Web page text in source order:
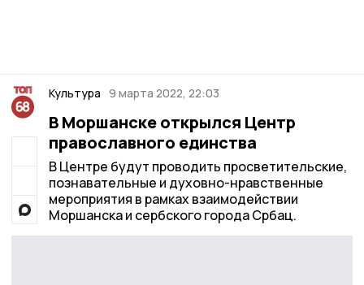
Культура 9 марта 2022, 22:03
В Моршанске открылся Центр
православного единства
В Центре будут проводить просветительские,
познавательные и духовно-нравственные
мероприятия в рамках взаимодействии
Моршанска и сербского города Србац.